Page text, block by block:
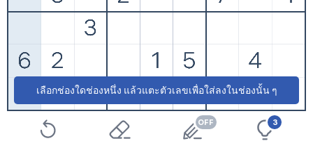
การตั้งค่า
มาสเตอร์
เริ่มใหม่
เลือกช่องใดช่องหนึ่ง แล้วแตะตัวเลขเพื่อใส่ลงในช่องนั้น ๆ
3